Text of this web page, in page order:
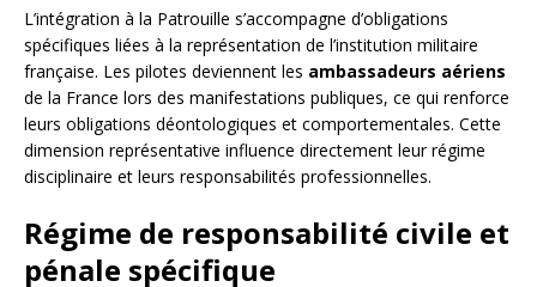
L’intégration à la Patrouille s’accompagne d’obligations
spécifiques liées à la représentation de l’institution militaire
française. Les pilotes deviennent les ambassadeurs aériens
de la France lors des manifestations publiques, ce qui renforce
leurs obligations déontologiques et comportementales. Cette
dimension représentative influence directement leur régime
disciplinaire et leurs responsabilités professionnelles.
Régime de responsabilité civile et
pénale spécifique